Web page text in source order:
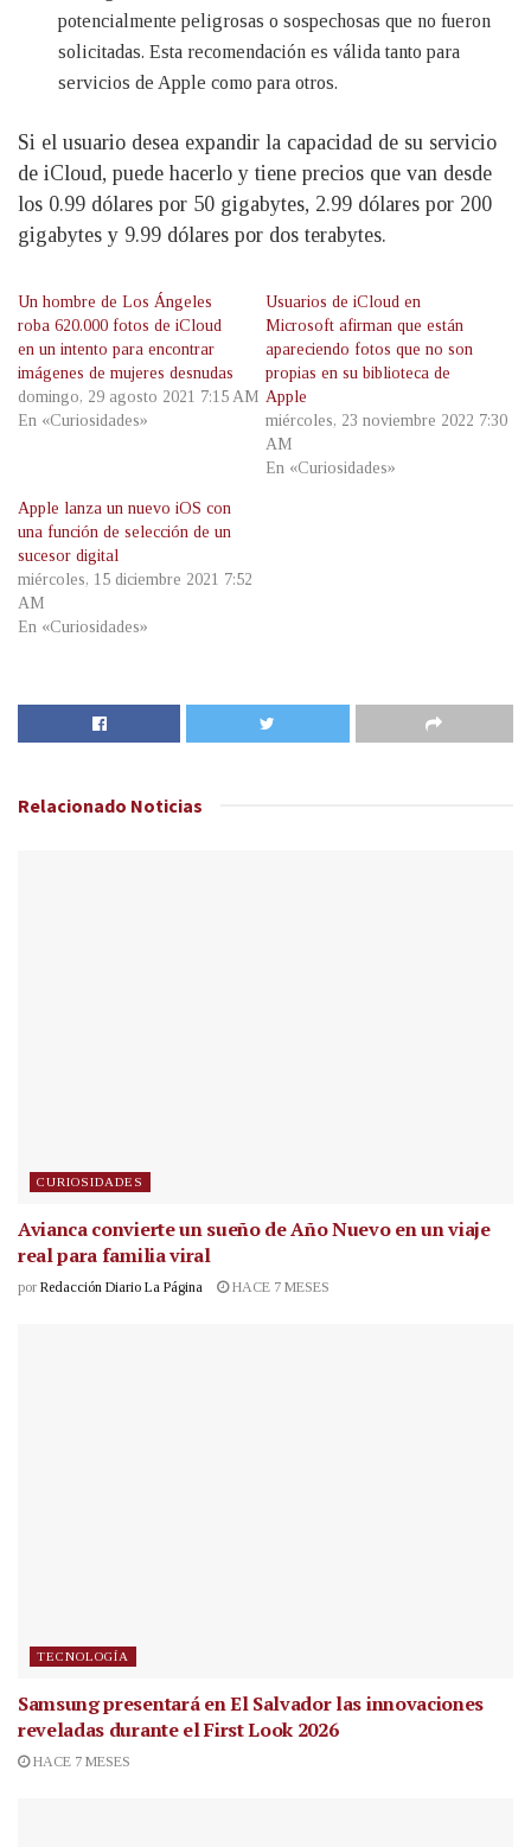
potencialmente peligrosas o sospechosas que no fueron
solicitadas. Esta recomendación es válida tanto para
servicios de Apple como para otros.
Si el usuario desea expandir la capacidad de su servicio
de iCloud, puede hacerlo y tiene precios que van desde
los 0.99 dólares por 50 gigabytes, 2.99 dólares por 200
gigabytes y 9.99 dólares por dos terabytes.
Un hombre de Los Ángeles
roba 620.000 fotos de iCloud
en un intento para encontrar
imágenes de mujeres desnudas
domingo, 29 agosto 2021 7:15 AM
En «Curiosidades»
Usuarios de iCloud en
Microsoft afirman que están
apareciendo fotos que no son
propias en su biblioteca de
Apple
miércoles, 23 noviembre 2022 7:30
AM
En «Curiosidades»
Apple lanza un nuevo iOS con
una función de selección de un
sucesor digital
miércoles, 15 diciembre 2021 7:52
AM
En «Curiosidades»
Relacionado Noticias
CURIOSIDADES
Avianca convierte un sueño de Año Nuevo en un viaje
real para familia viral
por Redacción Diario La Página HACE 7 MESES
TECNOLOGÍA
Samsung presentará en El Salvador las innovaciones
reveladas durante el First Look 2026
HACE 7 MESES